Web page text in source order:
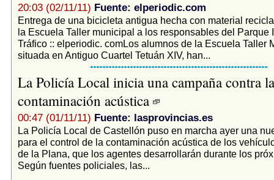
20:03 (02/11/11) Fuente: elperiodic.com
Entrega de una bicicleta antigua hecha con material
la Escuela Taller municipal a los responsables del Parque
Tráfico :: elperiodic. comLos alumnos de la Escuela Taller
situada en Antiguo Cuartel Tetuán XIV, han...
La Policía Local inicia una campaña contra la
contaminación acústica
00:47 (01/11/11) Fuente: lasprovincias.es
La Policía Local de Castellón puso en marcha ayer una
para el control de la contaminación acústica de los
de la Plana, que los agentes desarrollarán durante los
Según fuentes policiales, las...